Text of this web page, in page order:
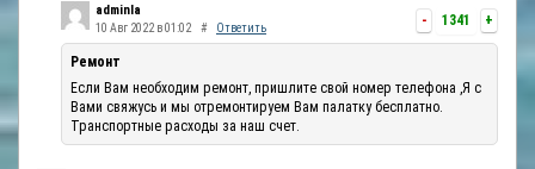
- 1341 +
adminla
10 Авг 2022 в 01:02 # Ответить
Ремонт
Если Вам необходим ремонт, пришлите свой номер телефона ,Я с
Вами свяжусь и мы отремонтируем Вам палатку бесплатно.
Транспортные расходы за наш счет.